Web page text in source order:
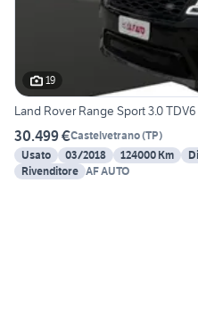
19
Land Rover Range Sport 3.0
30.499 €Castelvetrano(TP)
Usato
03/2018 124000 Km
Rivenditore AF AUTO